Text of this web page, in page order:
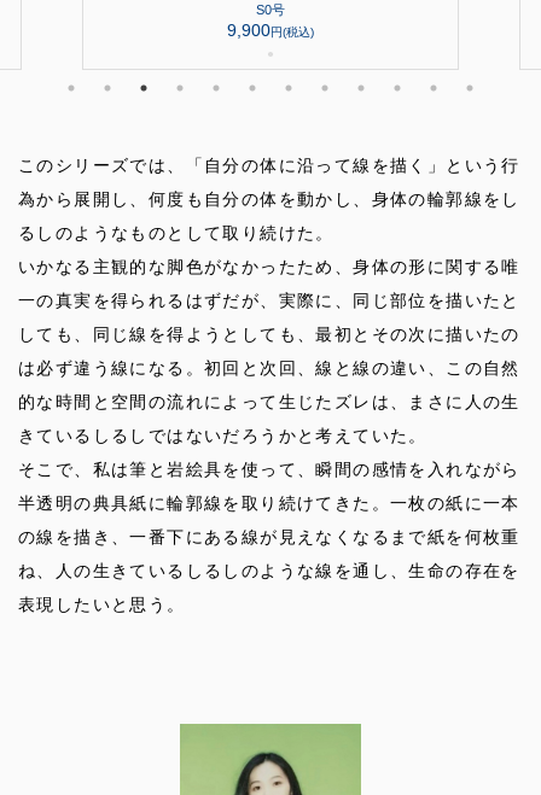
S0号
9,900円(税込)
●
このシリーズでは、「自分の体に沿って線を描く」という行
為から展開し、何度も自分の体を動かし、身体の輪郭線をし
るしのようなものとして取り続けた。
いかなる主観的な脚色がなかったため、身体の形に関する唯
一の真実を得られるはずだが、実際に、同じ部位を描いたと
しても、同じ線を得ようとしても、最初とその次に描いたの
は必ず違う線になる。初回と次回、線と線の違い、この自然
的な時間と空間の流れによって生じたズレは、まさに人の生
きているしるしではないだろうかと考えていた。
そこで、私は筆と岩絵具を使って、瞬間の感情を入れながら
半透明の典具紙に輪郭線を取り続けてきた。一枚の紙に一本
の線を描き、一番下にある線が見えなくなるまで紙を何枚重
ね、人の生きているしるしのような線を通し、生命の存在を
表現したいと思う。